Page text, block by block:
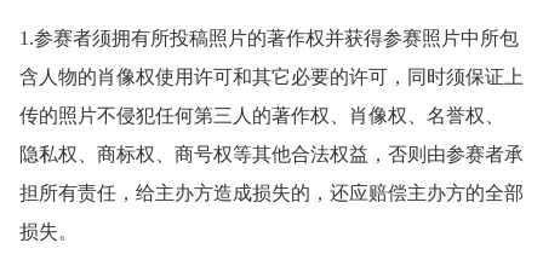
1.参赛者须拥有所投稿照片的著作权并获得参赛照片中所包
含人物的肖像权使用许可和其它必要的许可，同时须保证上
传的照片不侵犯任何第三人的著作权、肖像权、名誉权、
隐私权、商标权、商号权等其他合法权益，否则由参赛者承
担所有责任，给主办方造成损失的，还应赔偿主办方的全部
损失。